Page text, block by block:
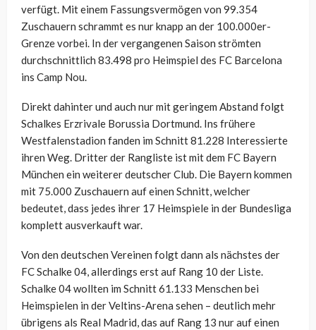
verfügt. Mit einem Fassungsvermögen von 99.354
Zuschauern schrammt es nur knapp an der 100.000er-
Grenze vorbei. In der vergangenen Saison strömten
durchschnittlich 83.498 pro Heimspiel des FC Barcelona
ins Camp Nou.
Direkt dahinter und auch nur mit geringem Abstand folgt
Schalkes Erzrivale Borussia Dortmund. Ins frühere
Westfalenstadion fanden im Schnitt 81.228 Interessierte
ihren Weg. Dritter der Rangliste ist mit dem FC Bayern
München ein weiterer deutscher Club. Die Bayern kommen
mit 75.000 Zuschauern auf einen Schnitt, welcher
bedeutet, dass jedes ihrer 17 Heimspiele in der Bundesliga
komplett ausverkauft war.
Von den deutschen Vereinen folgt dann als nächstes der
FC Schalke 04, allerdings erst auf Rang 10 der Liste.
Schalke 04 wollten im Schnitt 61.133 Menschen bei
Heimspielen in der Veltins-Arena sehen – deutlich mehr
übrigens als Real Madrid, das auf Rang 13 nur auf einen